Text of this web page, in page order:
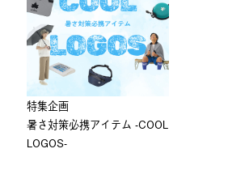
特集企画
暑さ対策必携アイテム -COOL
LOGOS-